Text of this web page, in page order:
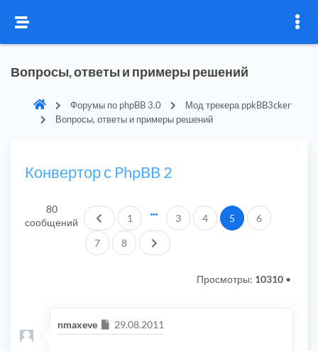
Вопросы, ответы и примеры решений
Форумы по phpBB 3.0
Мод трекера ppkBB3cker
Вопросы, ответы и примеры решений
Конвертор с PhpBB 2
80
сообщений
Пред.1 3 4 5 6
7 8 След.
Просмотры: 10310 •
nmaxeve Сообщение
29.08.2011